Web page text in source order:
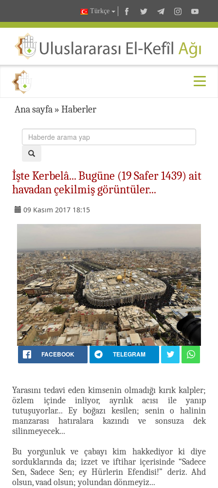
Türkçe
Ana sayfa » Haberler
İşte Kerbelâ... Bugüne (19 Safer 1439) ait
havadan çekilmiş görüntüler...
09 Kasım 2017 18:15
FACEBOOK TELEGRAM
Yarasını tedavi eden kimsenin olmadığı kırık kalpler;
özlem içinde inliyor, ayrılık acısı ile yanıp
tutuşuyorlar... Ey boğazı kesilen; senin o halinin
manzarası hatıralara kazındı ve sonsuza dek
silinmeyecek...
Bu yorgunluk ve çabayı kim hakkediyor ki diye
sorduklarında da; izzet ve iftihar içerisinde “Sadece
Sen, Sadece Sen; ey Hürlerin Efendisi!” deriz. Ahd
olsun, vaad olsun; yolundan dönmeyiz...